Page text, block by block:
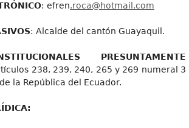
: efren.roca@hotmail.com
: Alcalde del cantón Guayaquil.
PRESUNTAMENTE
238, 239, 240, 265 y 269 numeral 3
la República del Ecuador.